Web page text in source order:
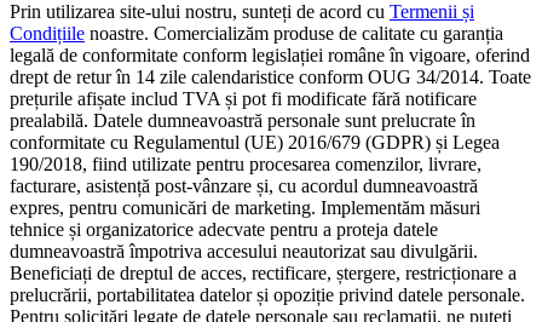
Prin utilizarea site-ului nostru, sunteți de acord cu Termenii și
Condițiile noastre. Comercializăm produse de calitate cu garanția
legală de conformitate conform legislației române în vigoare, oferind
drept de retur în 14 zile calendaristice conform OUG 34/2014. Toate
prețurile afișate includ TVA și pot fi modificate fără notificare
prealabilă. Datele dumneavoastră personale sunt prelucrate în
conformitate cu Regulamentul (UE) 2016/679 (GDPR) și Legea
190/2018, fiind utilizate pentru procesarea comenzilor, livrare,
facturare, asistență post-vânzare și, cu acordul dumneavoastră
expres, pentru comunicări de marketing. Implementăm măsuri
tehnice și organizatorice adecvate pentru a proteja datele
dumneavoastră împotriva accesului neautorizat sau divulgării.
Beneficiați de dreptul de acces, rectificare, ștergere, restricționare a
prelucrării, portabilitatea datelor și opoziție privind datele personale.
Pentru solicitări legate de datele personale sau reclamații, ne puteți